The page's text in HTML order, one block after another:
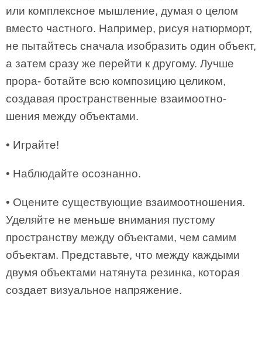
или комплексное мышление, думая о целом
вместо частного. Например, рисуя натюрморт,
не пытайтесь сначала изобразить один объект,
а затем сразу же перейти к другому. Лучше
прора- ботайте всю композицию целиком,
создавая пространственные взаимоотно-
шения между объектами.
• Играйте!
• Наблюдайте осознанно.
• Оцените существующие взаимоотношения.
Уделяйте не меньше внимания пустому
пространству между объектами, чем самим
объектам. Представьте, что между каждыми
двумя объектами натянута резинка, которая
создает визуальное напряжение.